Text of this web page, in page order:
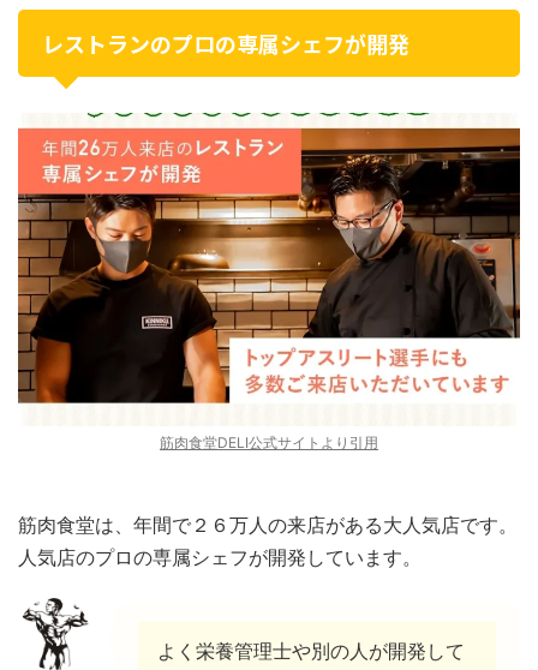
レストランのプロの専属シェフが開発
筋肉食堂DELI公式サイトより引用
筋肉食堂は、年間で２６万人の来店がある大人気店です。
人気店のプロの専属シェフが開発しています。
よく栄養管理士や別の人が開発して